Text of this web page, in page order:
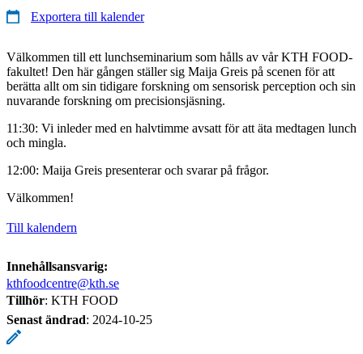
Exportera till kalender
Välkommen till ett lunchseminarium som hålls av vår KTH FOOD-
fakultet! Den här gången ställer sig Maija Greis på scenen för att
berätta allt om sin tidigare forskning om sensorisk perception och sin
nuvarande forskning om precisionsjäsning.
11:30: Vi inleder med en halvtimme avsatt för att äta medtagen lunch
och mingla.
12:00: Maija Greis presenterar och svarar på frågor.
Välkommen!
Till kalendern
Innehållsansvarig:
kthfoodcentre@kth.se
Tillhör: KTH FOOD
Senast ändrad: 2024-10-25